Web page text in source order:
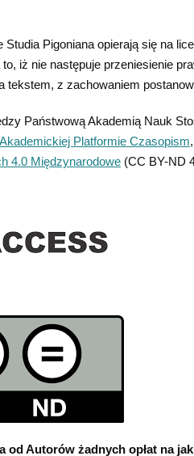
Pigoniana opierają się na
iż nie następuje przeniesienie
tekstem, z zachowaniem
Państwową Akademią Nauk
Akademickiej Platformie Czasopism
4.0 Międzynarodowe (CC BY-ND
od Autorów żadnych opłat na